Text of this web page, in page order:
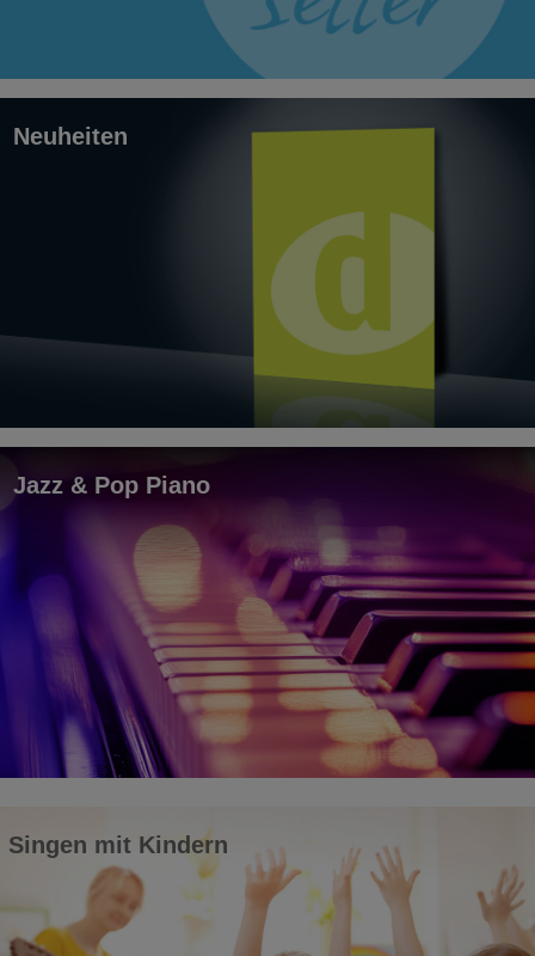
Neuheiten
Jazz & Pop Piano
Singen mit Kindern